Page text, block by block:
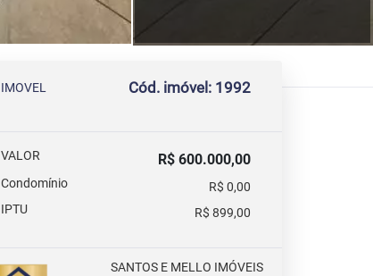
IMOVEL Cód. imóvel: 1992
VALOR R$ 600.000,00
Condomínio
R$ 0,00
IPTU
R$ 899,00
SANTOS E MELLO IMÓVEIS